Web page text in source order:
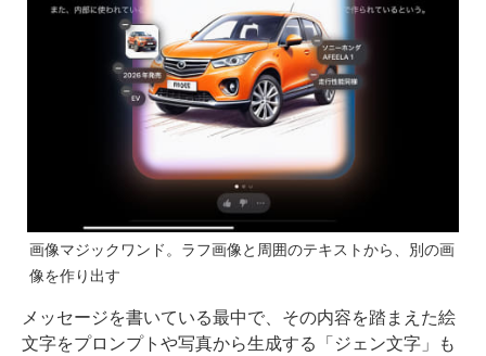
画像マジックワンド。ラフ画像と周囲のテキストから、別の画
像を作り出す
メッセージを書いている最中で、その内容を踏まえた絵
文字をプロンプトや写真から生成する「ジェン文字」も